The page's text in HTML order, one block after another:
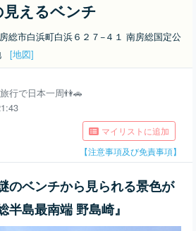
えるベンチ
総市白浜町白浜６２７−４１ 南房総国定公
[地図]
行で日本一周👫🚗
マイリストに追加
【注意事項及び免責事項】
のベンチから見られる景色が
島最南端 野島崎』